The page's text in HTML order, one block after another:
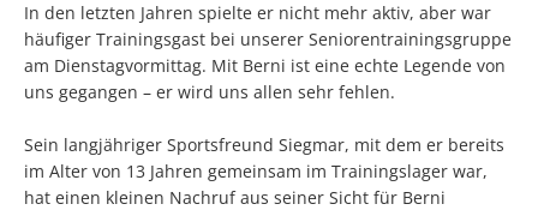
In den letzten Jahren spielte er nicht mehr aktiv, aber war
häufiger Trainingsgast bei unserer Seniorentrainingsgruppe
am Dienstagvormittag. Mit Berni ist eine echte Legende von
uns gegangen – er wird uns allen sehr fehlen.
Sein langjähriger Sportsfreund Siegmar, mit dem er bereits
im Alter von 13 Jahren gemeinsam im Trainingslager war,
hat einen kleinen Nachruf aus seiner Sicht für Berni